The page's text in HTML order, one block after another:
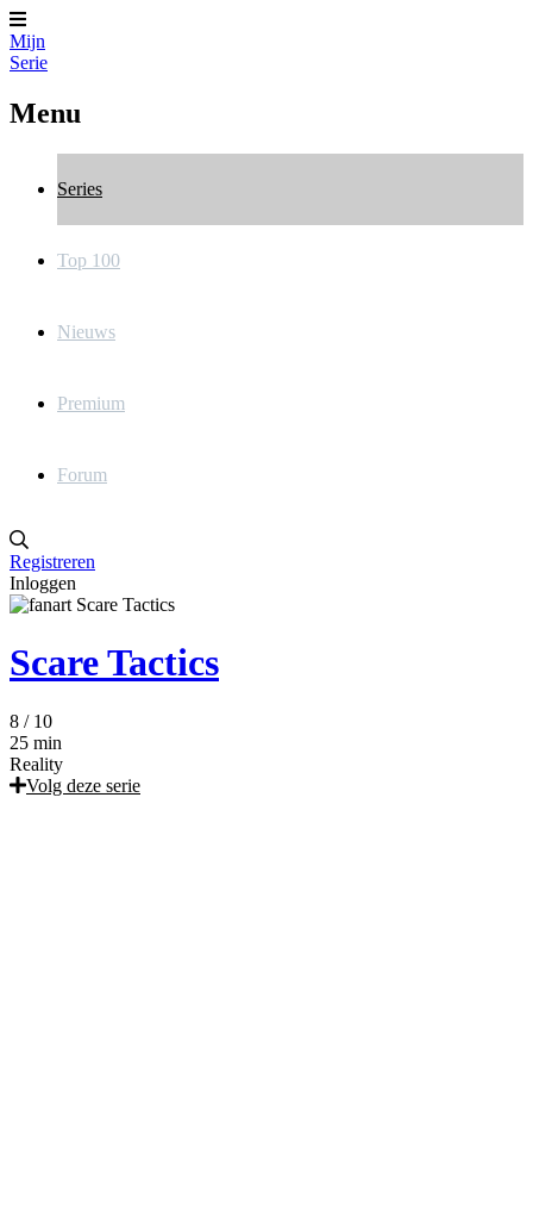
Mijn
Serie
Menu
Series
Top 100
Nieuws
Premium
Forum
Registreren
Inloggen
Scare Tactics
8 / 10
25 min
Reality
Volg deze serie